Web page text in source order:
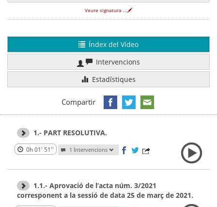
Veure signatura ...
Índex del Vídeo
Intervencions
Estadístiques
Compartir
1.- PART RESOLUTIVA.
0h 01' 51'' 1 Intervencions
1.1.- Aprovació de l’acta núm. 3/2021
corresponent a la sessió de data 25 de març de 2021.